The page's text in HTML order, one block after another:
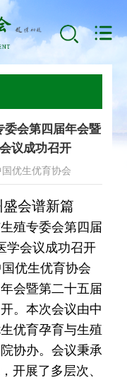
委会第四届年会暨
议成功召开
优生优育协会
会谱新篇
殖专委会第四届
学会议成功召开
优生优育协会
会暨第二十五届
。本次会议由中
优育孕育与生殖
协办。会议秉承
开展了多层次、